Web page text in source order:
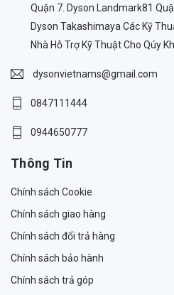
Quận 7. Dyson Landmark81
Dyson Takashimaya Các Kỹ
Nhà Hỗ Trợ Kỹ Thuật Cho Qúy
dysonvietnams@gmail.com
0847111444
0944650777
Thông Tin
Chính sách Cookie
Chính sách giao hàng
Chính sách đổi trả hàng
Chính sách bảo hành
Chính sách trả góp